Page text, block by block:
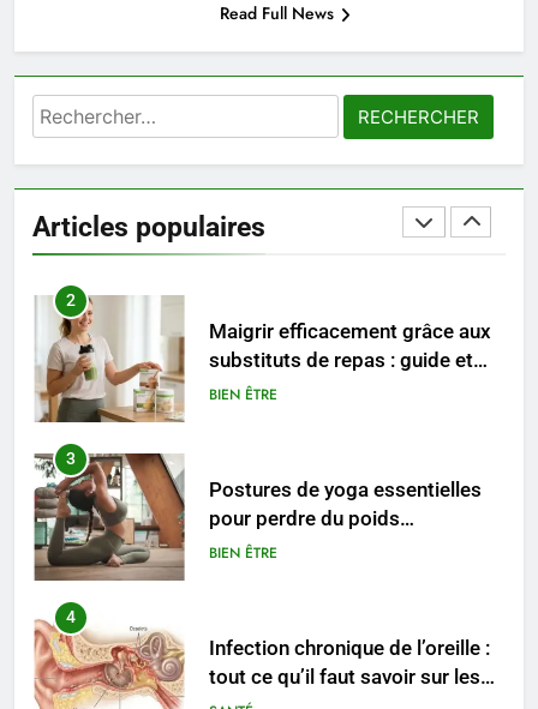
Read Full News
Rechercher :
Articles populaires
Sclérose en plaques et
femmes enceintes doivent
connaître
SANTÉ
1
ENTREPRISE
2
Maigrir efficacement grâce aux
substituts de repas : guide et
conseils pratiques
BIEN ÊTRE
3
Postures de yoga essentielles
pour perdre du poids
rapidement et durable
BIEN ÊTRE
4
Infection chronique de l’oreille :
tout ce qu’il faut savoir sur les